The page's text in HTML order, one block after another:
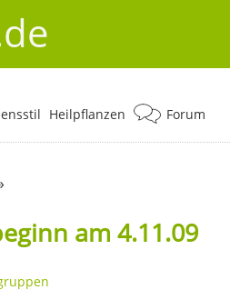
Heilpflanzen Forum
am 4.11.09